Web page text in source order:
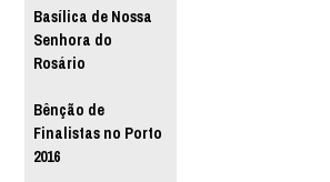
Basílica de Nossa
Senhora do
Rosário
Bênção de
Finalistas no Porto
2016